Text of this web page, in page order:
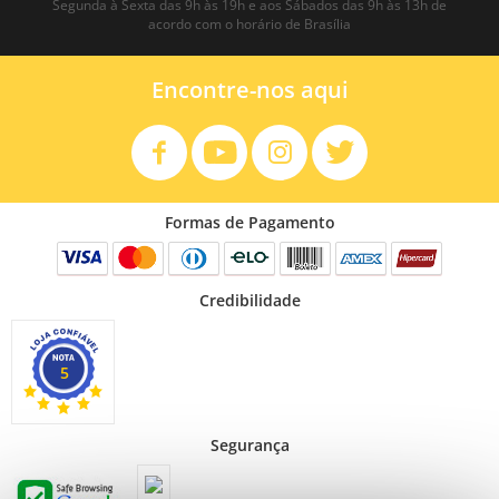
Segunda à Sexta das 9h às 19h e aos Sábados das 9h às 13h de
acordo com o horário de Brasília
Encontre-nos aqui
Formas de Pagamento
Credibilidade
5
Segurança